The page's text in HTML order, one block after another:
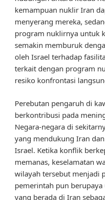
kemampuan nuklir Iran
menyerang mereka,
program nuklirnya untuk
semakin memburuk
oleh Israel terhadap
terkait dengan program
resiko konfrontasi
Perebutan pengaruh di
berkontribusi pada
Negara-negara di
yang mendukung Iran
Israel. Ketika konflik
memanas, keselamatan
wilayah tersebut menjadi
pemerintah pun
yang berada di Iran